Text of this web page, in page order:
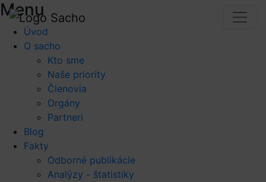
Menu
Úvod
O sacho
Kto sme
Naše priority
Členovia
Orgány
Partneri
Blog
Fakty
Odborné publikácie
Analýzy - štatistiky